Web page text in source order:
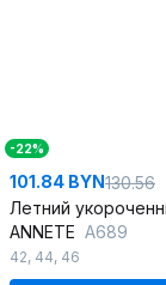
-22%
101.84 BYN130.56
ANNETE A689
42, 44, 46